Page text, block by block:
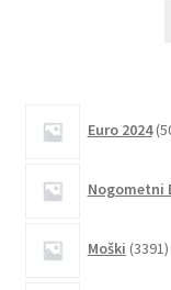
Euro 2024
Nogometni
Moški 3391